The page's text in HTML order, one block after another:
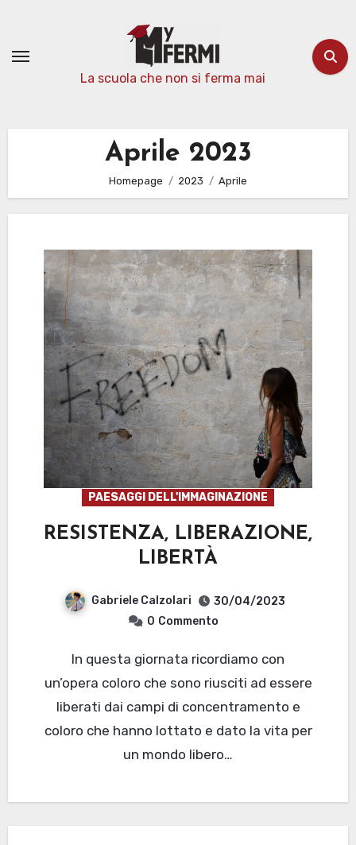
contenuto
La scuola che non si ferma mai
Aprile 2023
Homepage 2023 Aprile
PAESAGGI DELL'IMMAGINAZIONE
RESISTENZA, LIBERAZIONE,
LIBERTÀ
Gabriele Calzolari
30/04/2023
0 Commento
In questa giornata ricordiamo con
un’opera coloro che sono riusciti ad essere
liberati dai campi di concentramento e
coloro che hanno lottato e dato la vita per
un mondo libero…